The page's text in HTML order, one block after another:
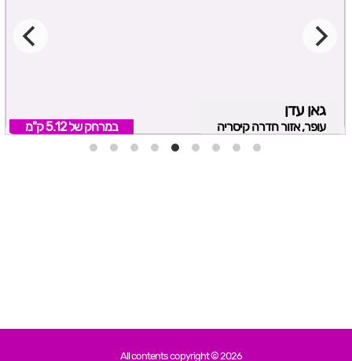
גאן עדן
עופר, אזור חדרה קיסריה במרחק של5.12 ק"מ
All contents copyright © 2026